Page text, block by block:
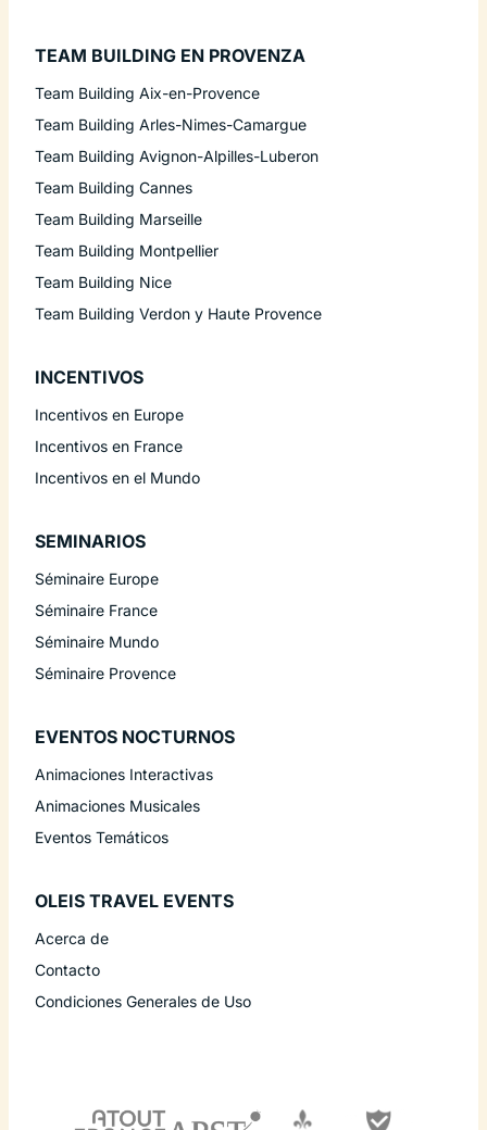
TEAM BUILDING EN PROVENZA
Team Building Aix-en-Provence
Team Building Arles-Nimes-Camargue
Team Building Avignon-Alpilles-Luberon
Team Building Cannes
Team Building Marseille
Team Building Montpellier
Team Building Nice
Team Building Verdon y Haute Provence
INCENTIVOS
Incentivos en Europe
Incentivos en France
Incentivos en el Mundo
SEMINARIOS
Séminaire Europe
Séminaire France
Séminaire Mundo
Séminaire Provence
EVENTOS NOCTURNOS
Animaciones Interactivas
Animaciones Musicales
Eventos Temáticos
OLEIS TRAVEL EVENTS
Acerca de
Contacto
Condiciones Generales de Uso